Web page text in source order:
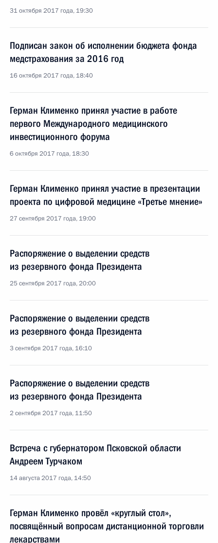
31 октября 2017 года, 19:30
Подписан закон об исполнении бюджета фонда
медстрахования за 2016 год
16 октября 2017 года, 18:40
Герман Клименко принял участие в работе
первого Международного медицинского
инвестиционного форума
6 октября 2017 года, 18:30
Герман Клименко принял участие в презентации
проекта по цифровой медицине «Третье мнение»
27 сентября 2017 года, 19:00
Распоряжение о выделении средств
из резервного фонда Президента
25 сентября 2017 года, 20:00
Распоряжение о выделении средств
из резервного фонда Президента
3 сентября 2017 года, 16:10
Распоряжение о выделении средств
из резервного фонда Президента
2 сентября 2017 года, 11:50
Встреча с губернатором Псковской области
Андреем Турчаком
14 августа 2017 года, 14:50
Герман Клименко провёл «круглый стол»,
посвящённый вопросам дистанционной торговли
лекарствами